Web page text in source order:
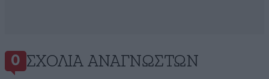
0 ΣΧΌΛΙΑ ΑΝΑΓΝΩΣΤΏΝ